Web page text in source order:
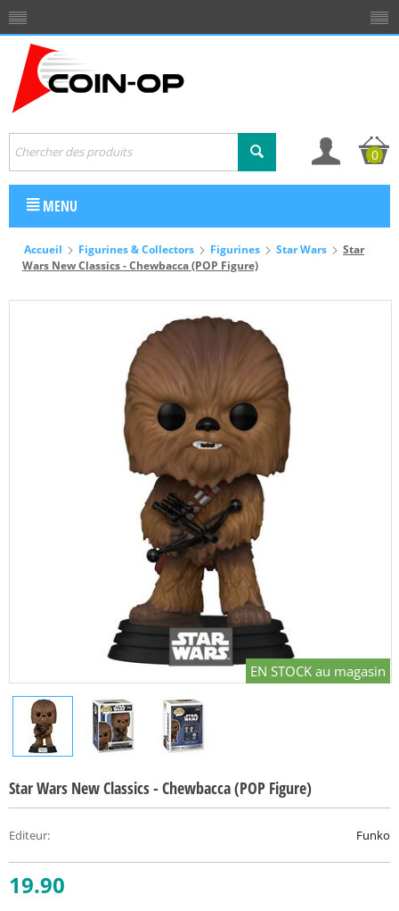
0
MENU
Accueil Figurines & Collectors Figurines Star Wars
Star
Wars New Classics - Chewbacca (POP Figure)
EN STOCK au magasin
Star Wars New Classics - Chewbacca (POP Figure)
Editeur: Funko
19.90